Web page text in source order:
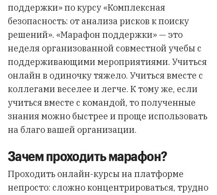
поддержки» по курсу «Комплексная
безопасность: от анализа рисков к поиску
решений». «Марафон поддержки» — это
неделя организованной совместной учебы с
поддерживающими мероприятиями. Учиться
онлайн в одиночку тяжело. Учиться вместе с
коллегами веселее и легче. К тому же, если
учиться вместе с командой, то полученные
знания можно быстрее и проще использовать
на благо вашей организации.
Зачем проходить марафон?
Проходить онлайн-курсы на платформе
непросто: сложно концентрироваться, трудно